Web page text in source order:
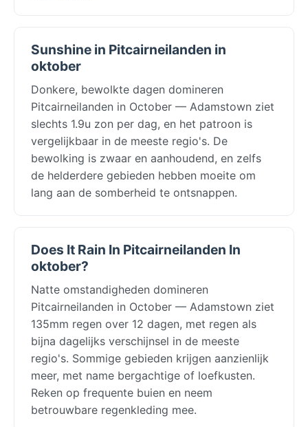
Sunshine in Pitcairneilanden in
oktober
Donkere, bewolkte dagen domineren
Pitcairneilanden in October — Adamstown ziet
slechts 1.9u zon per dag, en het patroon is
vergelijkbaar in de meeste regio's. De
bewolking is zwaar en aanhoudend, en zelfs
de helderdere gebieden hebben moeite om
lang aan de somberheid te ontsnappen.
Does It Rain In Pitcairneilanden In
oktober?
Natte omstandigheden domineren
Pitcairneilanden in October — Adamstown ziet
135mm regen over 12 dagen, met regen als
bijna dagelijks verschijnsel in de meeste
regio's. Sommige gebieden krijgen aanzienlijk
meer, met name bergachtige of loefkusten.
Reken op frequente buien en neem
betrouwbare regenkleding mee.